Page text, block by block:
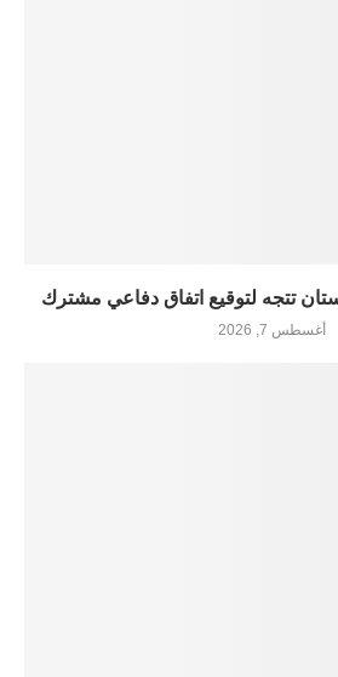
تتجه لتوقيع اتفاق دفاعي مشترك
أغسطس 7, 2026